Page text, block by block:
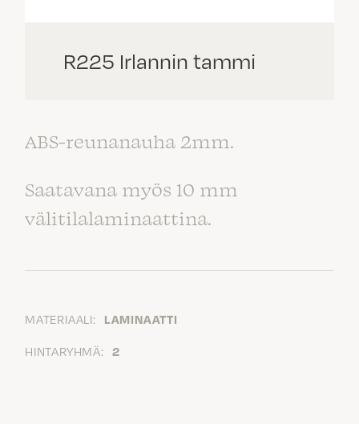
R225 Irlannin tammi
ABS-reunanauha 2mm.
Saatavana myös 10 mm
välitilalaminaattina.
MATERIAALI: LAMINAATTI
HINTARYHMÄ: 2